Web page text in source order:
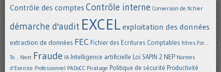
Contrôle des comptes Contrôle interne Conversion de fichier
démarche d'audit EXCEL exploitation des données
extraction de données FEC Fichier des Ecritures Comptables filtres For...
To... Next Fraude IA Intelligence artificielle Loi SAPIN 2 NEP Normes
d'Exercice Professionnel PADoCC Piratage Politique de sécurité Productivité